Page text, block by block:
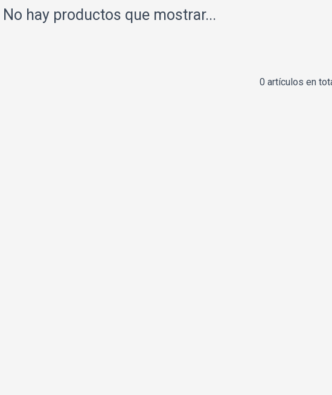
No hay productos que mostrar...
0 artículos en